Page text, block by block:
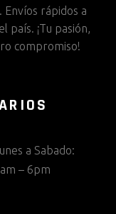
Envíos rápidos a
país. ¡Tu pasión,
compromiso!
a Sabado:
– 6pm